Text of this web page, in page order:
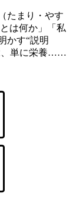
たまり・やす
は何か」「私
かす“説明
、単に栄養……